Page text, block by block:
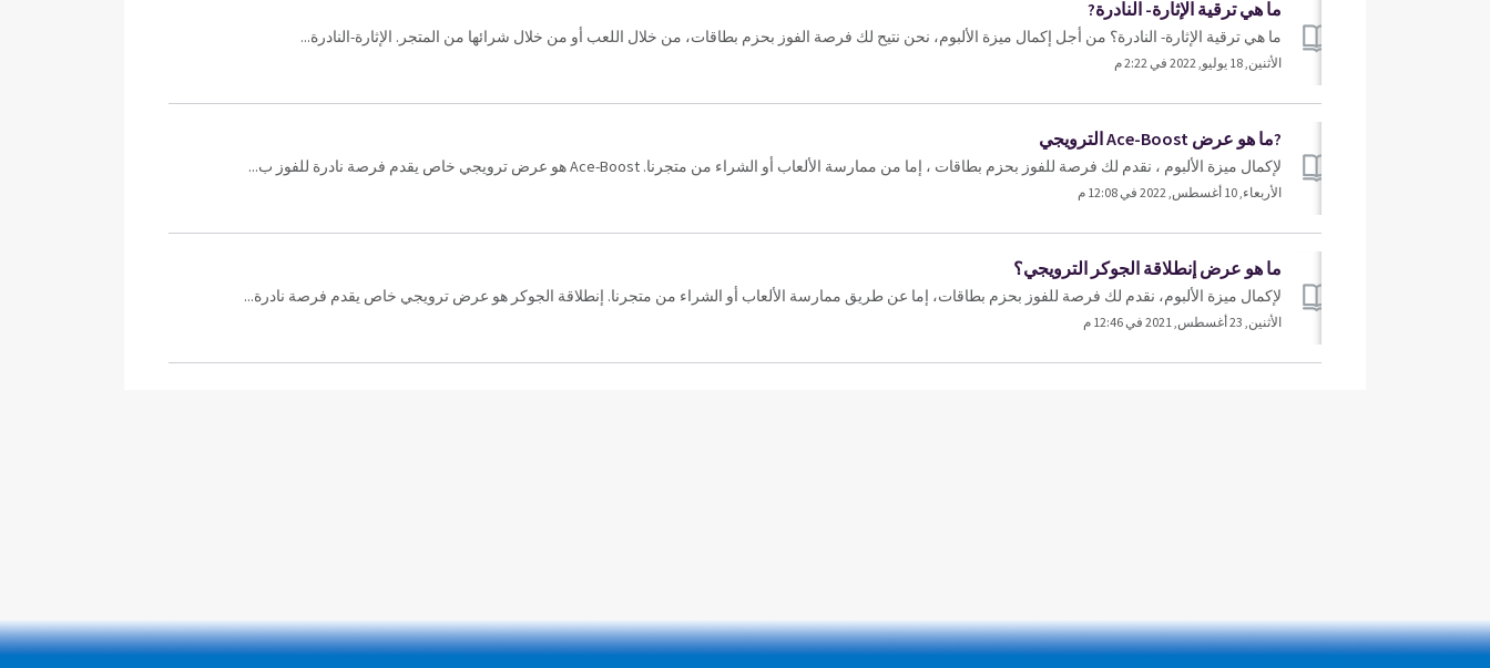
ما هي ترقية الإثارة- النادرة?
ما هي ترقية الإثارة- النادرة؟ من أجل إكمال ميزة الألبوم، نحن نتيح لك فرصة الفوز بحزم بطاقات، من خلال اللعب أو من خلال شرائها من المتجر. الإثارة-النادرة...
الأثنين, 18 يوليو, 2022 في 2:22 م
?ما هو عرض Ace-Boost الترويجي
لإكمال ميزة الألبوم ، نقدم لك فرصة للفوز بحزم بطاقات ، إما من ممارسة الألعاب أو الشراء من متجرنا. Ace-Boost هو عرض ترويجي خاص يقدم فرصة نادرة للفوز ب...
الأربعاء, 10 أغسطس, 2022 في 12:08 م
ما هو عرض إنطلاقة الجوكر الترويجي؟
لإكمال ميزة الألبوم، نقدم لك فرصة للفوز بحزم بطاقات، إما عن طريق ممارسة الألعاب أو الشراء من متجرنا. إنطلاقة الجوكر هو عرض ترويجي خاص يقدم فرصة نادرة...
الأثنين, 23 أغسطس, 2021 في 12:46 م